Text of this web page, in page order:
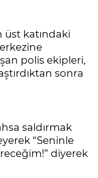
üst katındaki
polis ekipleri,
sonra
saldırmak
“Seninle
diyerek